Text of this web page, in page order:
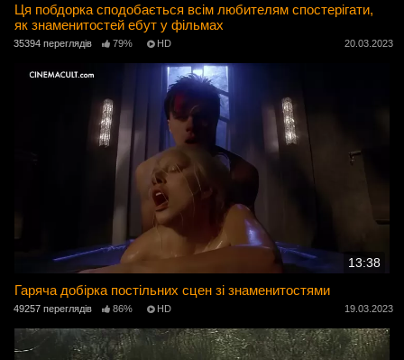
Ця побдорка сподобається всім любителям спостерігати,
як знаменитостей ебут у фільмах
35394 переглядів 79% HD 20.03.2023
13:38
Гаряча добірка постільних сцен зі знаменитостями
49257 переглядів 86% HD 19.03.2023